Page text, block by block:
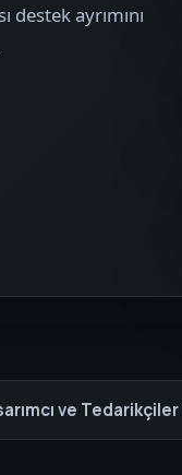
destek ayrımını
ve Tedarikçiler